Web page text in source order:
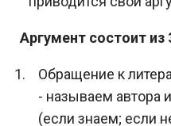
Аргумент состоит из
Обращение к
- называем автора
(если знаем; если
экзамен, и представляют собой
начала проведения ЕГЭ на Дальнем